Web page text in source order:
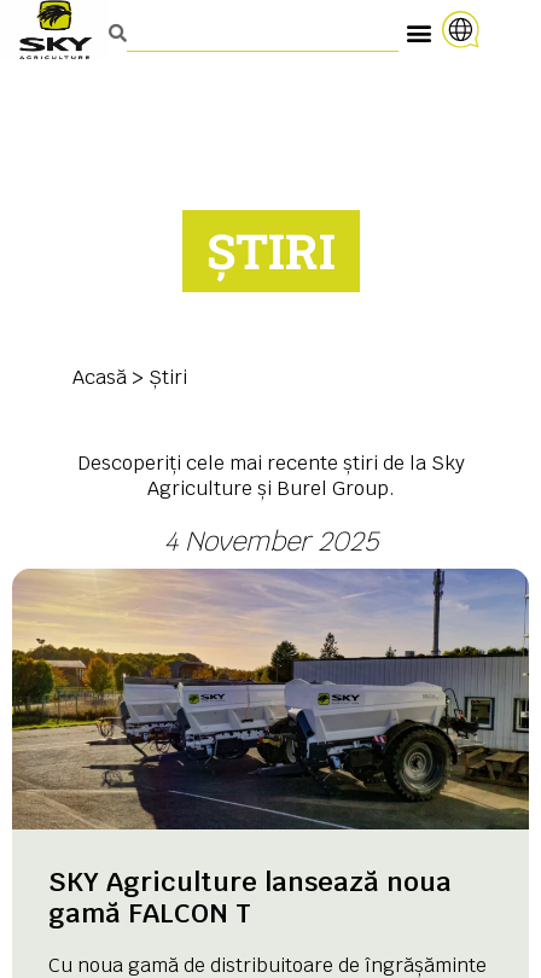
ȘTIRI
Acasă > Știri
Descoperiți cele mai recente știri de la Sky
Agriculture și Burel Group.
4 November 2025
SKY Agriculture lansează noua
gamă FALCON T
Cu noua gamă de distribuitoare de îngrășăminte